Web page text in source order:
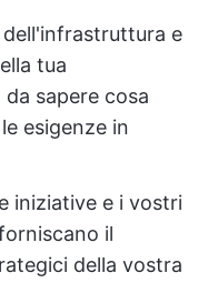
e
tua
sapere cosa
esigenze in
iniziative e i vostri
il
della vostra